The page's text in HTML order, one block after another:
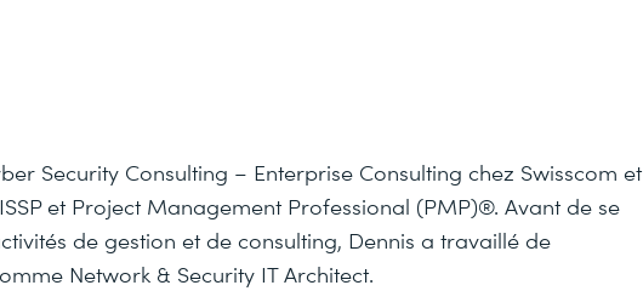
Security Consulting – Enterprise Consulting chez Swisscom et
et Project Management Professional (PMP)®. Avant de se
de gestion et de consulting, Dennis a travaillé de
Network & Security IT Architect.